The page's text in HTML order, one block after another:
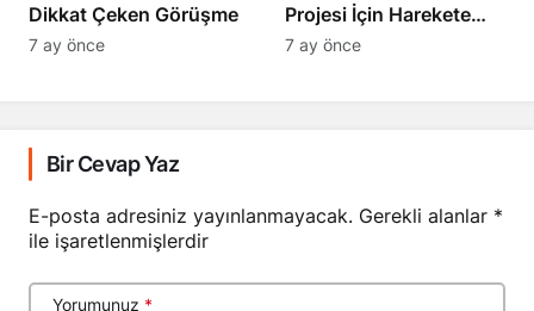
Dikkat Çeken Görüşme
7 ay önce
Projesi İçin Harekete
Geçti
7 ay önce
Bir Cevap Yaz
E-posta adresiniz yayınlanmayacak. Gerekli alanlar *
ile işaretlenmişlerdir
Yorumunuz *